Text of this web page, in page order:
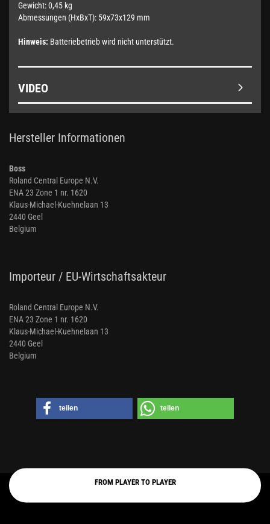
Gewicht: 0,45 kg
Abmessungen (HxBxT): 59x73x129 mm
Hinweis: Batteriebetrieb wird nicht unterstützt.
VIDEO
Hersteller Informationen
Boss
Roland Central Europe N.V.
ENA 23 Zone 1 nr. 1620
Klaus-Michael-Kuehnelaan 13
2440 Geel
Belgium
Importeur / EU-Wirtschaftsakteur
Roland Central Europe N.V.
ENA 23 Zone 1 nr. 1620
Klaus-Michael-Kuehnelaan 13
2440 Geel
Belgium
teilen teilen
FROM PLAYER TO PLAYER